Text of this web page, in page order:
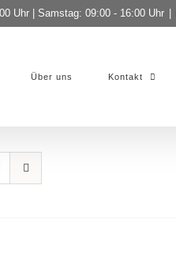
Uhr | Samstag: 09:00 - 16:00 Uhr
Über uns Kontakt